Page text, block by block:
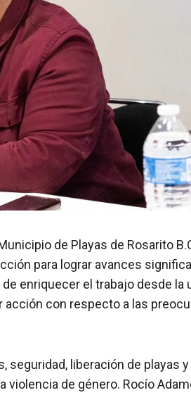
de Playas de Rosarito
para lograr avances
enriquecer el trabajo desde la
acción con respecto a las
liberación de playas
violencia de género. Rocío